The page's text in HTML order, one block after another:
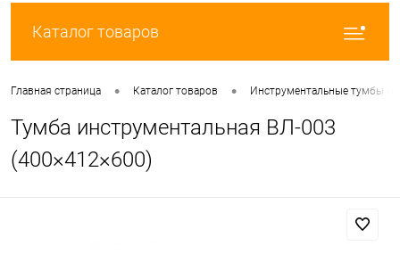
Каталог товаров
Главная страница • Каталог товаров • Инструментальные тумбы и
Тумба инструментальная ВЛ-003
(400×412×600)